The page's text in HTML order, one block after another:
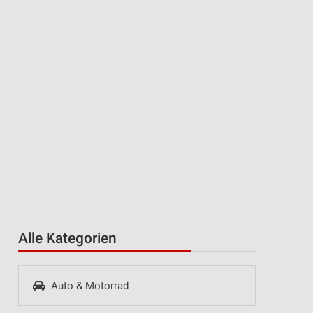
Alle Kategorien
Auto & Motorrad